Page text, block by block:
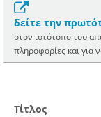
δείτε την
στον ιστότοπο του
πληροφορίες και για
Τίτλος